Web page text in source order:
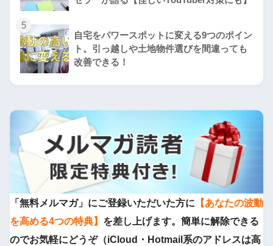
5
自宅をパワースポットに変える9つのポイン
ト。引っ越しや土地物件選びを間違っても
改善できる！
「無料メルマガ」にご登録いただいた方に 【あなたの波動
を高める4つの特典】 を差し上げます。簡単に解除できる
のでお気軽にどうぞ（iCloud・Hotmail系のアドレスは高